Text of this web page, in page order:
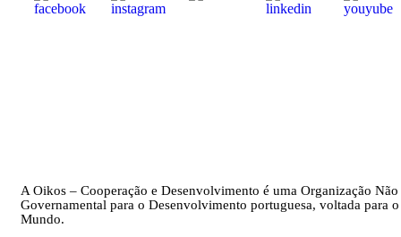
A Oikos – Cooperação e Desenvolvimento é uma Organização Não
Governamental para o Desenvolvimento portuguesa, voltada para o
Mundo.